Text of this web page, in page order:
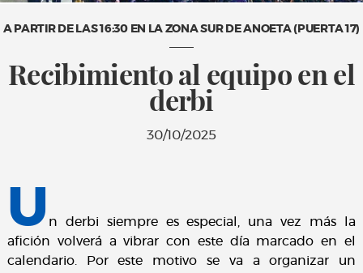
A PARTIR DE LAS 16:30 EN LA ZONA SUR DE ANOETA (PUERTA 17)
Recibimiento al equipo en el
derbi
30/10/2025
U n derbi siempre es especial, una vez más la
afición volverá a vibrar con este día marcado en el
calendario. Por este motivo se va a organizar un